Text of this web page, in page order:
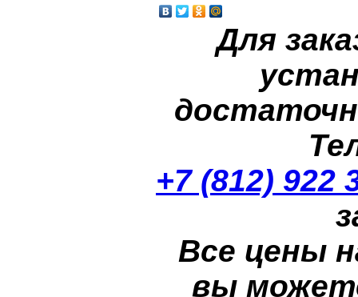
Для
+7 (812) 922
Все цены
вы